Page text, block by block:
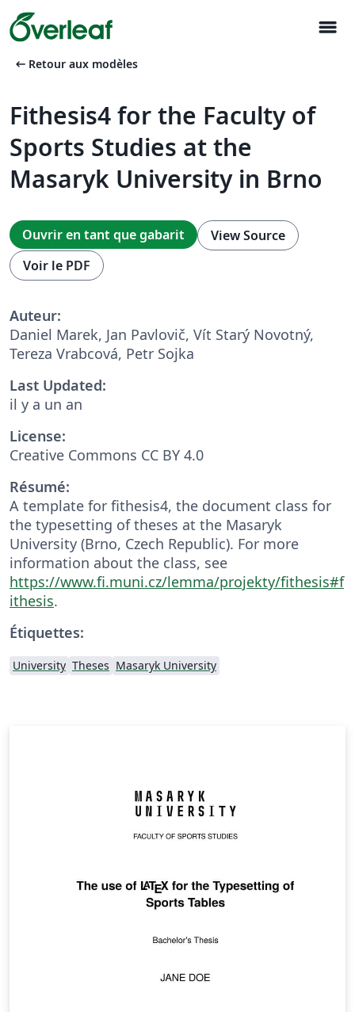
menu
arrow_left_alt Retour aux modèles
Fithesis4 for the Faculty of
Sports Studies at the
Masaryk University in Brno
Ouvrir en tant que gabarit
View Source
Voir le PDF
Auteur:
Daniel Marek, Jan Pavlovič, Vít Starý Novotný,
Tereza Vrabcová, Petr Sojka
Last Updated:
il y a un an
License:
Creative Commons CC BY 4.0
Résumé:
A template for fithesis4, the document class for
the typesetting of theses at the Masaryk
University (Brno, Czech Republic). For more
information about the class, see
https://www.fi.muni.cz/lemma/projekty/fithesis#f
ithesis.
Étiquettes:
University Theses Masaryk University